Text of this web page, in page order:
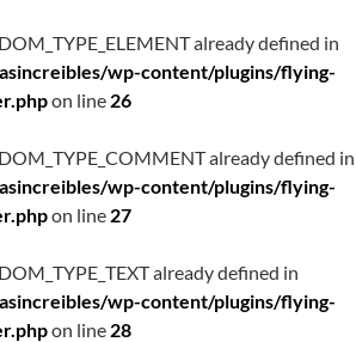
already defined in
wp-content/plugins/flying-
on line 26
already defined in
wp-content/plugins/flying-
on line 27
already defined in
wp-content/plugins/flying-
on line 28